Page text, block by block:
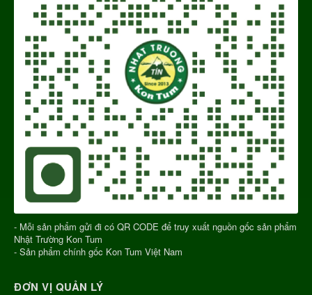
- Mỗi sản phẩm gửi đi có QR CODE để truy xuất nguồn gốc sản phẩm
Nhật Trường Kon Tum
- Sản phẩm chính gốc Kon Tum Việt Nam
ĐƠN VỊ QUẢN LÝ